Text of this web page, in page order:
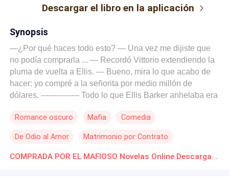
Descargar el libro en la aplicación
Synopsis
—¿Por qué haces todo esto? — Una vez me dijiste que
no podía comprarla ... — Recordó Vittorio extendiendo la
pluma de vuelta a Ellis. — Bueno, mira lo que acabo de
hacer: yo compré a la señorita por medio millón de
dólares. --------------- Todo lo que Ellis Barker anhelaba era
por ella y su hermano, Jason, y así cerrar las deudas de
banco y su destino cruce con el de Vittorio Amorielle, un
mafioso que no medirá esfuerzos para tener lo que desea
Romance oscuro Mafia Comedia
De Odio al Amor Matrimonio por Contrato
Contemporánea Millonario Instantáneo COMPRADA POR EL MAFIOSO Novelas Online Descarga gratuita de PDF